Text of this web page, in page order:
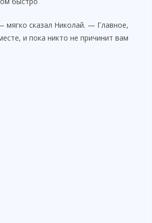
сказал Николай. — Главное,
и пока никто не причинит вам